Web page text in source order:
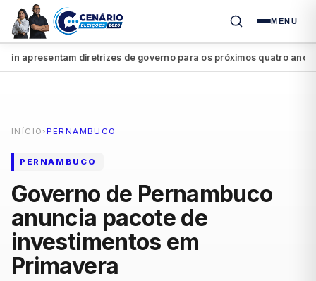
MENU
diretrizes de governo para os próximos quatro anos●
INÍCIO ›PERNAMBUCO
PERNAMBUCO
Governo de Pernambuco
anuncia pacote de
investimentos em
Primavera